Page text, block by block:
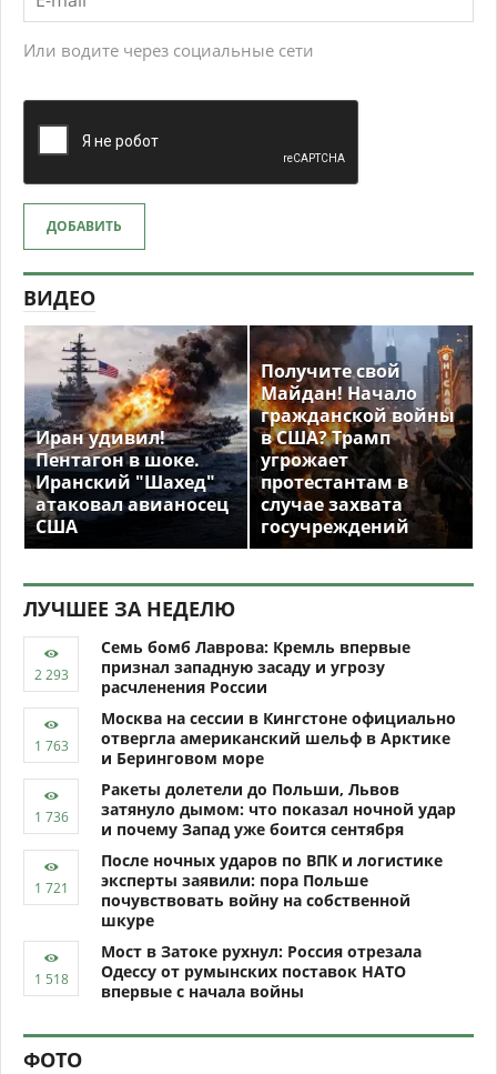
Или водите через социальные сети
ДОБАВИТЬ
ВИДЕО
Иран удивил!
Пентагон в шоке.
Иранский "Шахед"
атаковал авианосец
США
Получите свой
Майдан! Начало
гражданской войны
в США? Трамп
угрожает
протестантам в
случае захвата
госучреждений
ЛУЧШЕЕ ЗА НЕДЕЛЮ
Семь бомб Лаврова: Кремль впервые
признал западную засаду и угрозу
расчленения России
Москва на сессии в Кингстоне официально
отвергла американский шельф в Арктике
и Беринговом море
Ракеты долетели до Польши, Львов
затянуло дымом: что показал ночной удар
и почему Запад уже боится сентября
После ночных ударов по ВПК и логистике
эксперты заявили: пора Польше
почувствовать войну на собственной
шкуре
Мост в Затоке рухнул: Россия отрезала
Одессу от румынских поставок НАТО
впервые с начала войны
ФОТО